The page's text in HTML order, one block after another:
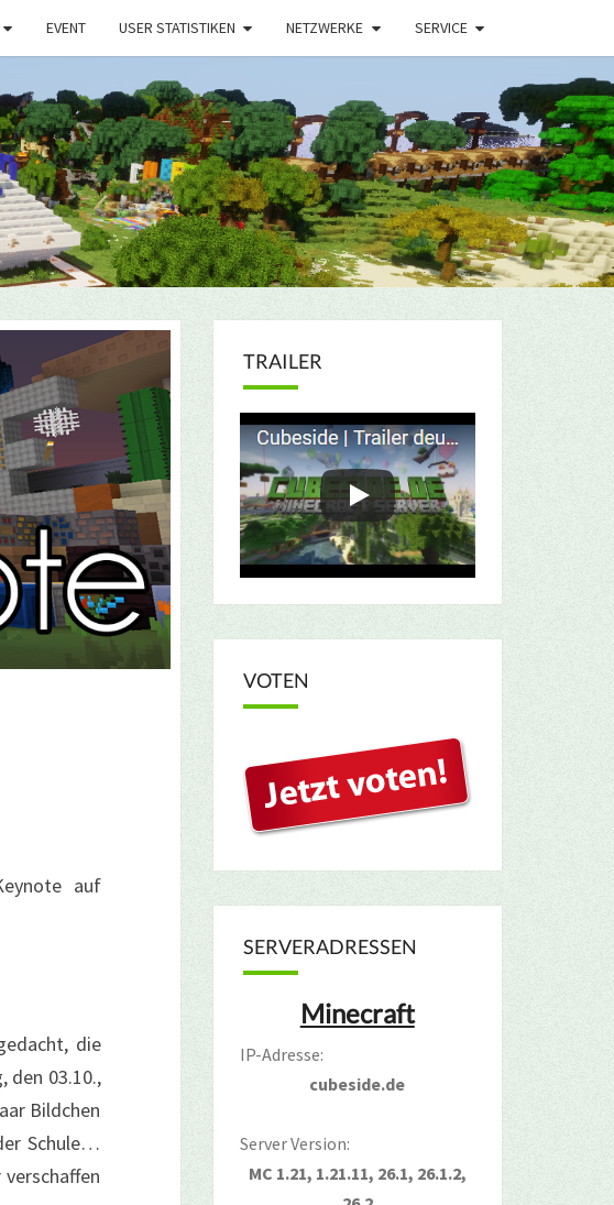
EVENT USER STATISTIKEN NETZWERKE SERVICE
auf
die
den 03.10.,
Bildchen
Schule…
TRAILER
VOTEN
SERVERADRESSEN
Minecraft
IP-Adresse:
cubeside.de
Server Version:
MC 1.21, 1.21.11, 26.1, 26.1.2,